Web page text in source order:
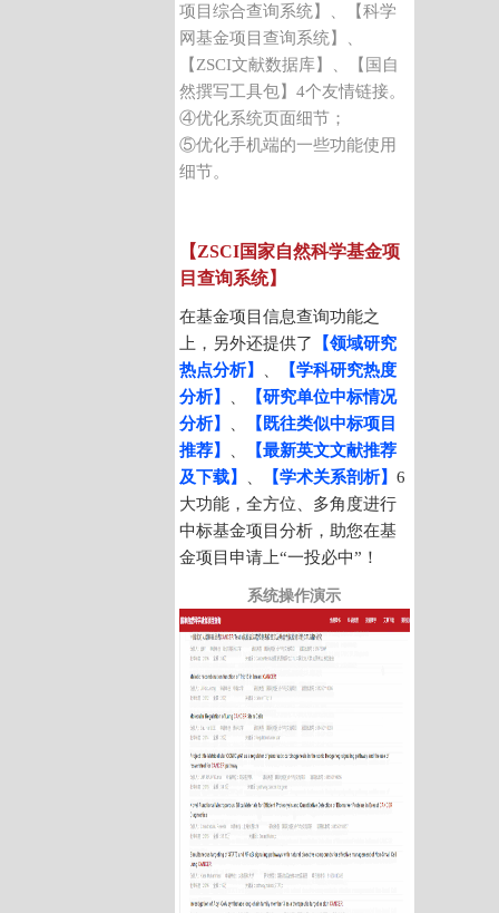
项目综合查询系统】、【科学
网基金项目查询系统】、
【ZSCI文献数据库】、【国自
然撰写工具包】4个友情链接。
④优化系统页面细节；
⑤优化手机端的一些功能使用
细节。
【ZSCI国家自然科学基金项
目查询系统】
在基金项目信息查询功能之
上，另外还提供了
【领域研究
热点分析】
【学科研究热度
分析】
【研究单位中标情况
分析】
【既往类似中标项目
推荐】
【最新英文文献推荐
及下载】
【学术关系剖析】6
大功能，全方位、多角度进行
中标基金项目分析，助您在基
金项目申请上“一投必中”！
系统操作演示